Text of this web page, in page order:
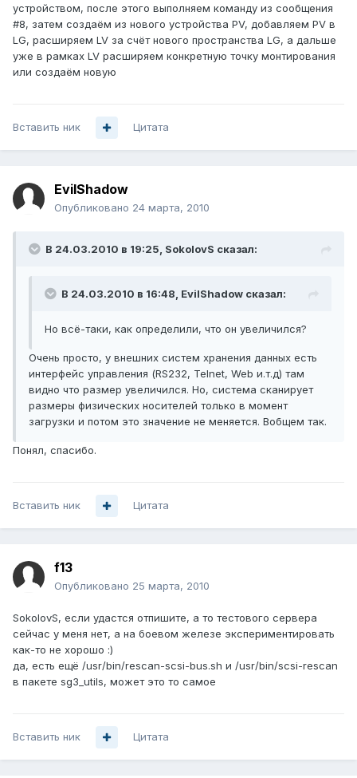
устройством, после этого выполняем команду из сообщения
#8, затем создаём из нового устройства PV, добавляем PV в
LG, расширяем LV за счёт нового пространства LG, а дальше
уже в рамках LV расширяем конкретную точку монтирования
или создаём новую
Вставить ник Цитата
EvilShadow
Опубликовано 24 марта, 2010
В 24.03.2010 в 19:25, SokolovS сказал:
В 24.03.2010 в 16:48, EvilShadow сказал:
Но всё-таки, как определили, что он увеличился?
Очень просто, у внешних систем хранения данных есть
интерфейс управления (RS232, Telnet, Web и.т.д) там
видно что размер увеличился. Но, система сканирует
размеры физических носителей только в момент
загрузки и потом это значение не меняется. Вобщем так.
Понял, спасибо.
Вставить ник Цитата
f13
Опубликовано 25 марта, 2010
SokolovS, если удастся отпишите, а то тестового сервера
сейчас у меня нет, а на боевом железе экспериментировать
как-то не хорошо :)
да, есть ещё /usr/bin/rescan-scsi-bus.sh и /usr/bin/scsi-rescan
в пакете sg3_utils, может это то самое
Вставить ник Цитата